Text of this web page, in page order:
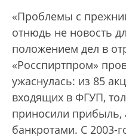
«Проблемы с
отнюдь не новость
положением дел в
«Росспиртпром»
ужаснулась: из 85
входящих в ФГУП,
приносили
банкротами. С 2003-